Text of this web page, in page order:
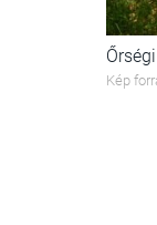
Kép